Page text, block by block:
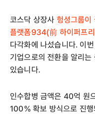
코스닥 상장사 헝셩그룹이
플랫폼934(前 하이퍼프
다각화에 나섰습니다. 이번
기업으로의 전환을 알리
있습니다.
인수합병 금액은 40억 원
100% 확보 방식으로 진